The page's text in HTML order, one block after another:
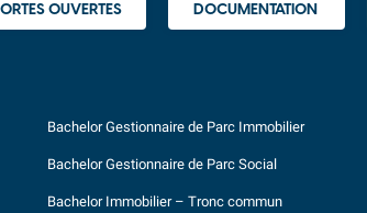
OUVERTES DOCUMENTATION
Bachelor Gestionnaire de Parc Immobilier
Bachelor Gestionnaire de Parc Social
Bachelor Immobilier – Tronc commun